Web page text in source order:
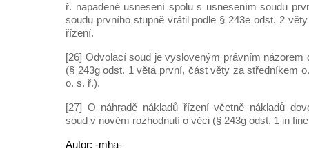
ř. napadené usnesení spolu s usnesením soudu
soudu prvního stupně vrátil podle § 243e odst. 2
řízení.
[26] Odvolací soud je vysloveným právním názorem
(§ 243g odst. 1 věta první, část věty za středníkem
o. s. ř.).
[27] O náhradě nákladů řízení včetně nákladů
soud v novém rozhodnutí o věci (§ 243g odst. 1 in
Autor: -mha-